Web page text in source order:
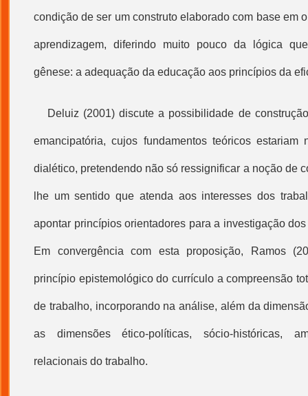
condição de ser um construto elaborado com base em
aprendizagem, diferindo muito pouco da lógica
gênese: a adequação da educação aos princípios da
Deluiz (2001) discute a possibilidade de
emancipatória, cujos fundamentos teóricos estariam
dialético, pretendendo não só ressignificar a noção de
lhe um sentido que atenda aos interesses dos
apontar princípios orientadores para a investigação
Em convergência com esta proposição, Ramos
princípio epistemológico do currículo a compreensão
de trabalho, incorporando na análise, além da
as dimensões ético-políticas, sócio-históricas,
relacionais do trabalho.